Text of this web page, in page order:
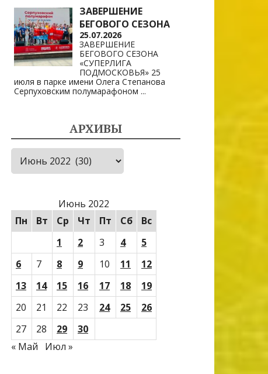
ЗАВЕРШЕНИЕ
БЕГОВОГО СЕЗОНА
25.07.2026
ЗАВЕРШЕНИЕ
БЕГОВОГО СЕЗОНА
«СУПЕРЛИГА
ПОДМОСКОВЬЯ» 25
июля в парке имени Олега Степанова
Серпуховским полумарафоном ...
АРХИВЫ
Архивы
Июнь 2022
Пн
Вт Ср Чт Пт Сб
Вс
1
2 3 4
5
6
7 8 9 10 11
12
13
14 15 16 17 18
19
20
21 22 23 24 25
26
27
28 29
30
« Май
Июл »